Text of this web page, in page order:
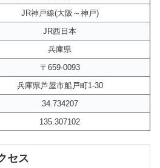
JR神戸線(大阪～神戸)
JR西日本
兵庫県
〒659-0093
兵庫県芦屋市船戸町1-30
34.734207
135.307102
セス